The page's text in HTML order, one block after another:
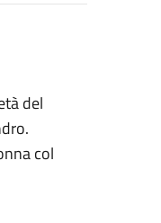
del
col